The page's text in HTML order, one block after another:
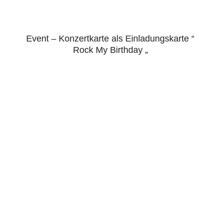
5.00
Event – Konzertkarte als Einladungskarte “
Rock My Birthday „